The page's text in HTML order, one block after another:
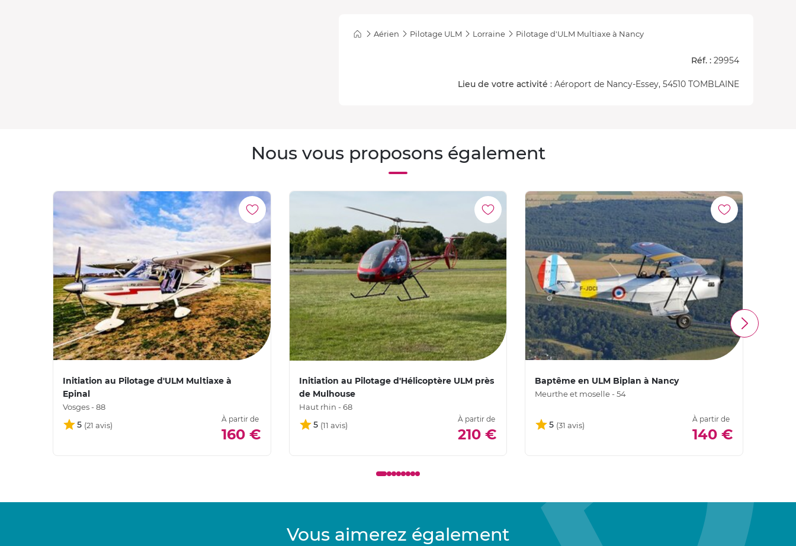
Aérien Pilotage ULM Lorraine Pilotage d'ULM Multiaxe à Nancy
Réf. : 29954
Lieu de votre activité : Aéroport de Nancy-Essey, 54510 TOMBLAINE
Nous vous proposons également
Initiation au Pilotage d'ULM Multiaxe à
Epinal
Vosges - 88
5
À partir de
160 €
Initiation au Pilotage d'Hélicoptère ULM près
de Mulhouse
Haut rhin - 68
5
À partir de
210 €
Baptême en ULM Biplan à Nancy
Meurthe et moselle - 54
5
À partir de
140 €
Vous aimerez également